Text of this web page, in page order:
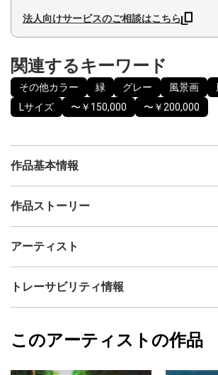
法人向けサービスのご相談はこちら
関連するキーワード
その他カラー 緑 グレー 風景画
Lサイズ
〜￥150,000 〜￥200,000
作品基本情報
出品者
制作年
アクリル
カラー
その他カラー
作品ストーリー
アーティスト
Issey
フォローする
トレーサビリティ情報
Issey
このアーティストの作品